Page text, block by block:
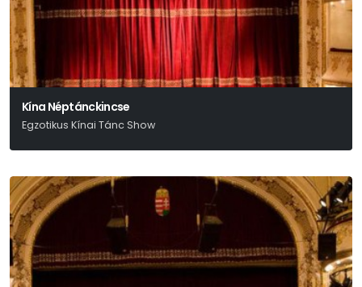
Kína Néptánckincse
Egzotikus Kínai Tánc Show